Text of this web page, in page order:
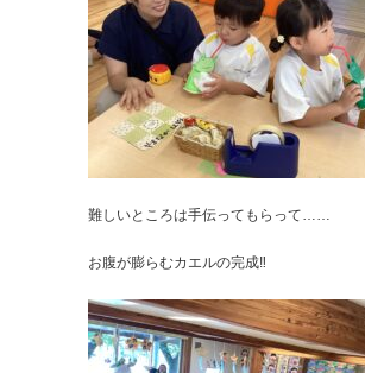
難しいところは手伝ってもらって……
お腹が膨らむカエルの完成‼️